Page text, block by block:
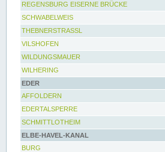
REGENSBURG EISERNE BRÜCKE
SCHWABELWEIS
THEBNERSTRASSL
VILSHOFEN
WILDUNGSMAUER
WILHERING
EDER
AFFOLDERN
EDERTALSPERRE
SCHMITTLOTHEIM
ELBE-HAVEL-KANAL
BURG